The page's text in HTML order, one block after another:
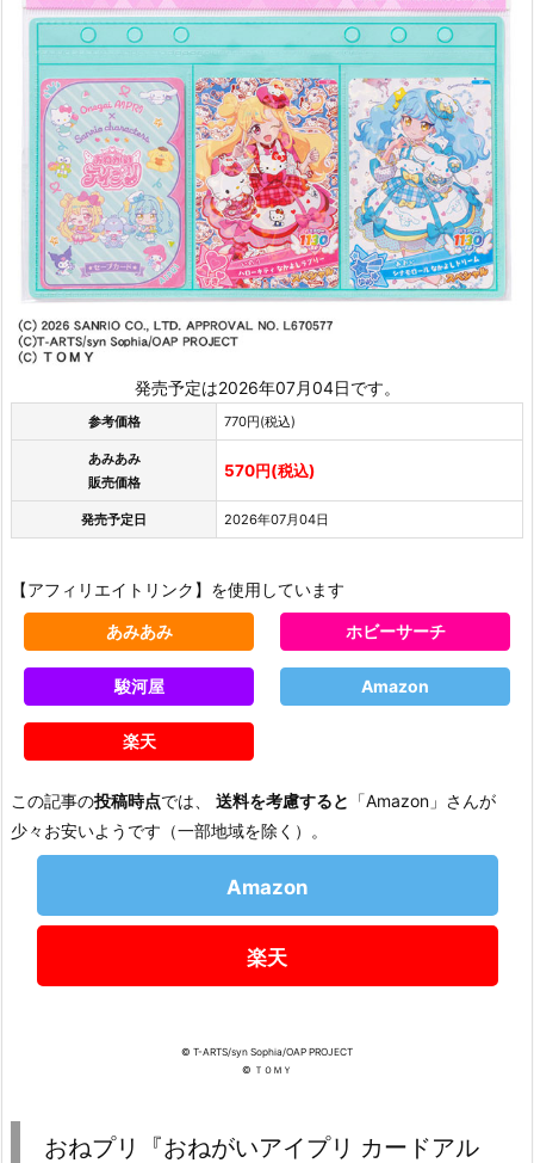
発売予定は2026年07月04日です。
参考価格 770円(税込)
あみあみ
販売価格
570円(税込)
発売予定日 2026年07月04日
【アフィリエイトリンク】を使用しています
あみあみ ホビーサーチ
駿河屋 Amazon
楽天
この記事の投稿時点では、 送料を考慮すると 「Amazon」さんが
少々お安いようです（一部地域を除く）。
Amazon
楽天
© T-ARTS/syn Sophia/OAP PROJECT
© ＴＯＭＹ
おねプリ『おねがいアイプリ カードアル